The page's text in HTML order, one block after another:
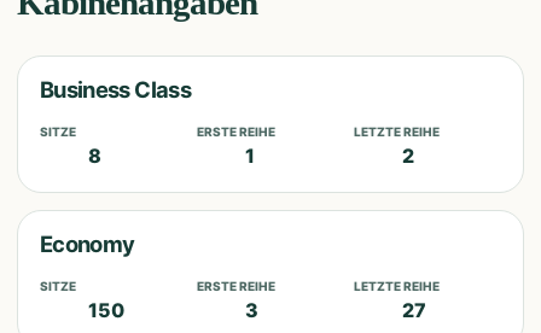
Business Class
SITZE
8
ERSTE REIHE
1
LETZTE REIHE
2
Economy
SITZE
150
ERSTE REIHE
3
LETZTE REIHE
27